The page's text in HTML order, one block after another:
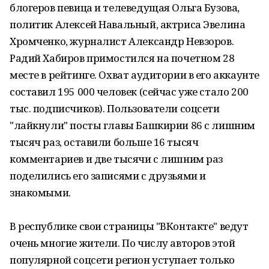
блогеров певица и телеведущая Ольга Бузова,
политик Алексей Навальный, актриса Эвелина
Хромченко, журналист Александр Невзоров.
Радий Хабиров примостился на почетном 28
месте в рейтинге. Охват аудитории в его аккаунте
составил 195 000 человек (сейчас уже стало 200
тыс. подписчиков). Пользователи соцсети
"лайкнули" посты главы Башкирии 86 с лишним
тысяч раз, оставили больше 16 тысяч
комментариев и две тысячи с лишним раз
поделились его записями с друзьями и
знакомыми.
В республике свои страницы "ВКонтакте" ведут
очень многие жители. По числу авторов этой
популярной соцсети регион уступает только